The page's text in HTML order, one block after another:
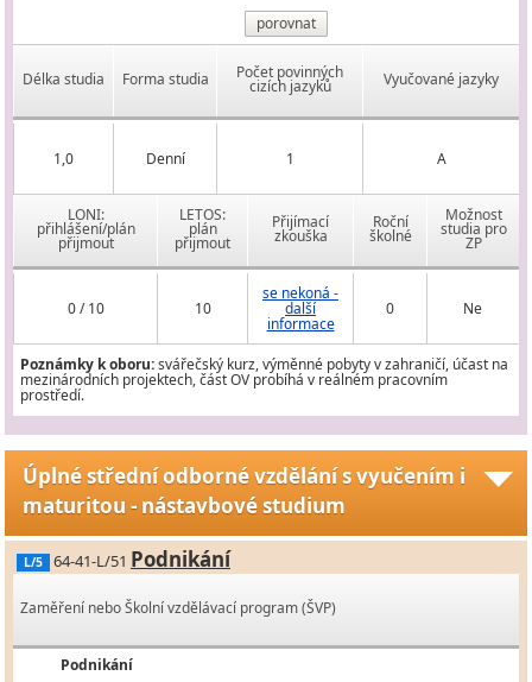
porovnat
Délka studia Forma studia Počet povinných
cizích jazyků Vyučované jazyky
1,0 Denní 1 A
LONI:
přihlášení/plán
přijmout
LETOS:
plán
přijmout
Přijímací
zkouška
Roční
školné
Možnost
studia pro
ZP
0 / 10 10
se nekoná -
další
informace
0 Ne
Poznámky k oboru:svářečský kurz, výměnné pobyty v zahraničí, účast na
mezinárodních projektech, část OV probíhá v reálném pracovním
prostředí.
Úplné střední odborné vzdělání s vyučením i
maturitou - nástavbové studium
L/5 64-41-L/51 Podnikání
Zaměření nebo Školní vzdělávací program (ŠVP)
Podnikání